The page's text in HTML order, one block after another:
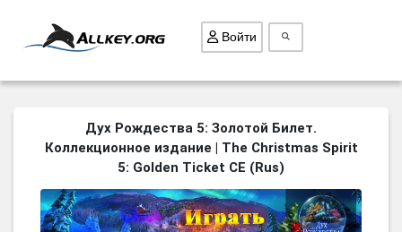
ВСЕ ИГРЫ
ПОИСК ПРЕДМЕТОВ
БИЗНЕС
Войти
Дух Рождества 5: Золотой Билет.
Коллекционное издание | The Christmas Spirit
5: Golden Ticket CE (Rus)